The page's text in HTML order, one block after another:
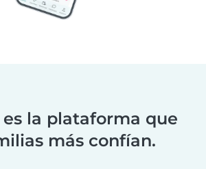
es la plataforma que
más confían.